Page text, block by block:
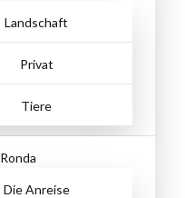
Landschaft
Privat
Tiere
Ronda
Die Anreise